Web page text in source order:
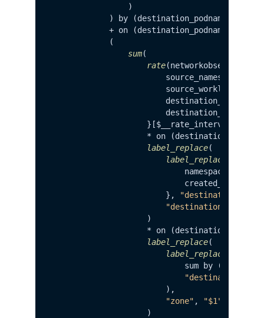
                )
) by (destination_podname,
+ on (destination_podname,
            (
sum(
rate
                        source_namespace=
                    }[$__rate_interval])
* on
label_replace(
label_replace
                            namespace=
                            created_by_name=~
                        },
"destination_node"
                    )
                    * on (destination_node)
label_replace(
label_replace
sum by (node,
                        ),
"zone" , "$1"
                    )